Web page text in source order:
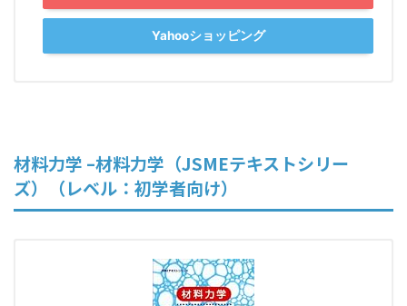
Yahooショッピング
材料力学 –材料力学（JSMEテキストシリー
ズ）（レベル：初学者向け）